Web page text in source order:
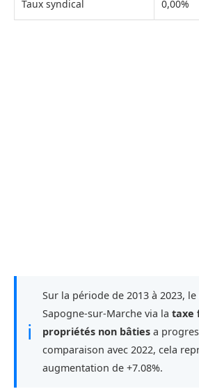
Taux syndical 0,00%
ℹ
Sur la période de 2013 à 2023,
Sapogne-sur-Marche via la taxe
propriétés non bâties a
comparaison avec 2022, cela
augmentation de +7.08%.